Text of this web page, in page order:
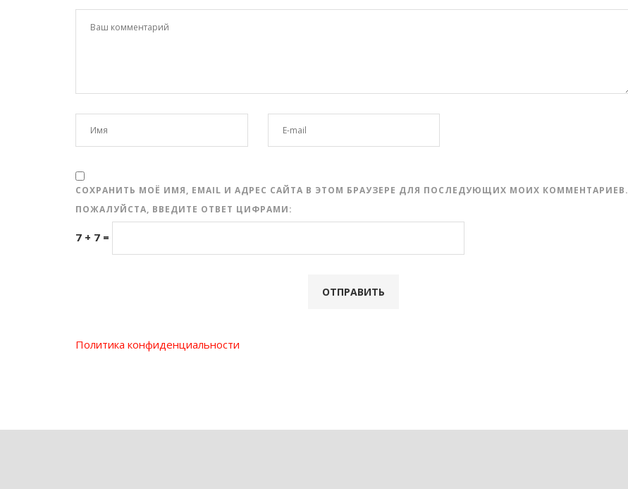
СОХРАНИТЬ МОЁ ИМЯ, EMAIL И АДРЕС САЙТА В ЭТОМ БРАУЗЕРЕ ДЛЯ ПОСЛЕДУЮЩИХ МОИХ КОММЕНТАРИЕВ.
ПОЖАЛУЙСТА, ВВЕДИТЕ ОТВЕТ ЦИФРАМИ:
7 + 7 =
Политика конфиденциальности